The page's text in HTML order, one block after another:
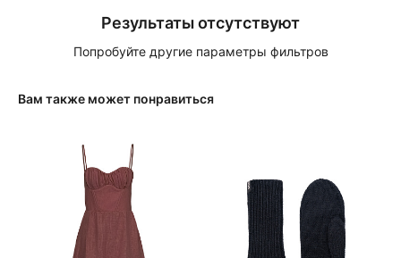
Результаты отсутствуют
Попробуйте другие параметры фильтров
Вам также может понравиться